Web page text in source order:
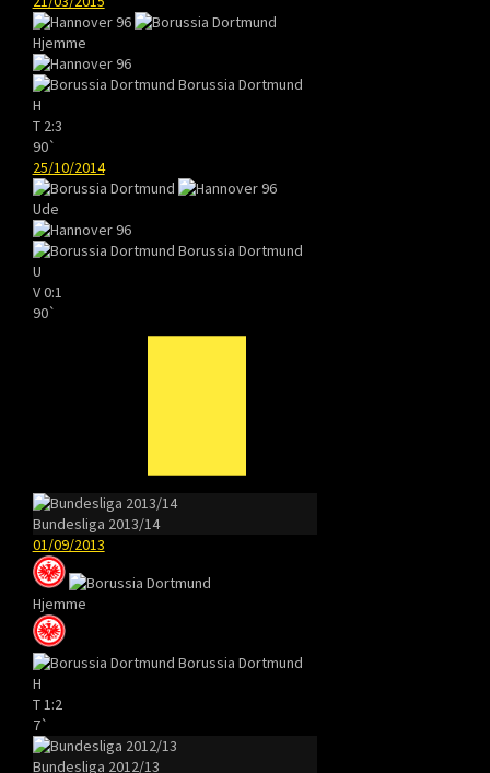
Hjemme
Borussia Dortmund
H
T 2:3
90`
25/10/2014
Ude
Borussia Dortmund
U
V0:1
90`
Bundesliga 2013/14
01/09/2013
Hjemme
Borussia Dortmund
H
T 1:2
7`
Bundesliga 2012/13